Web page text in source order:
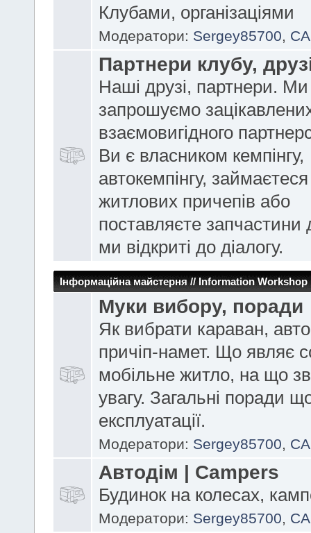
Клубами, організаціями
Модератори: Sergey85700,
Партнери клубу,
Наші друзі, партнери. Ми
запрошуємо
взаємовигідного
Ви є власником кемпінгу,
автокемпінгу,
житлових причепів або
поставляєте запчастини
ми відкриті до діалогу.
Інформаційна майстерня // Information Workshop
Муки вибору, поради
Як вибрати караван,
причіп-намет. Що являє
мобільне житло, на що
увагу. Загальні поради
експлуатації.
Модератори: Sergey85700,
Автодім | Campers
Будинок на колесах,
Модератори: Sergey85700,